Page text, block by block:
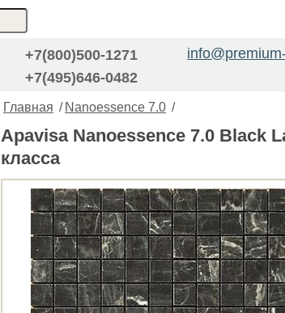
+7(800)500-1271
+7(495)646-0482
Главная / Nanoessence 7.0 /
Apavisa Nanoessence 7.0 Black
класса